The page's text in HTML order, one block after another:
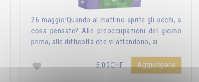
26 maggio:Quando al mattino aprite gli occhi, a
cosa pensate? Alle preoccupazioni del giorno
prima, alle difficoltà che vi attendono, ai …
5.00CHF Aggiungere